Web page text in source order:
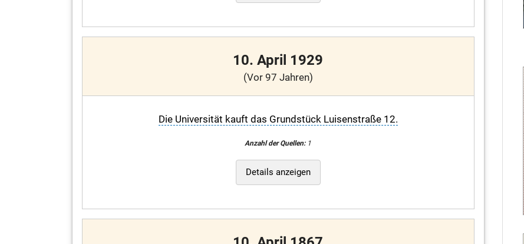
10. April 1929
(Vor 97 Jahren)
Die Universität kauft das Grundstück Luisenstraße 12.
Anzahl der Quellen:1
Details anzeigen